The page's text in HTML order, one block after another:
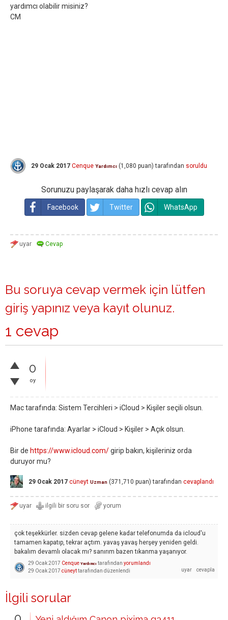
yardımcı olabilir misiniz?
CM
29 Ocak 2017 Cenque Yardımcı (1,080 puan) tarafından soruldu
Sorunuzu paylaşarak daha hızlı cevap alın
Facebook Twitter WhatsApp
Bu soruya cevap vermek için lütfen
giriş yapınız veya kayıt olunuz.
1 cevap
0
oy
Mac tarafında: Sistem Tercihleri > iCloud > Kişiler seçili olsun.
iPhone tarafında: Ayarlar > iCloud > Kişiler > Açık olsun.
Bir de https://www.icloud.com/girip bakın, kişileriniz orda
duruyor mu?
29 Ocak 2017 cüneyt Uzman (371,710 puan) tarafından cevaplandı
çok teşekkürler. sizden cevap gelene kadar telefonumda da icloud'u
tamamen kapatıp, tekrar açtım. yavaş yavaş herşey yeniden geldi.
bakalım devamlı olacak mı? sanırım bazen tıkanma yaşanıyor.
29 Ocak 2017 Cenque Yardımcı tarafından yorumlandı
29 Ocak 2017 cüneyttarafından düzenlendi
İlgili sorular